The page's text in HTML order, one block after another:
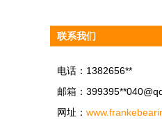
联系我们
电话：1382656**
邮箱：399395**
网址：